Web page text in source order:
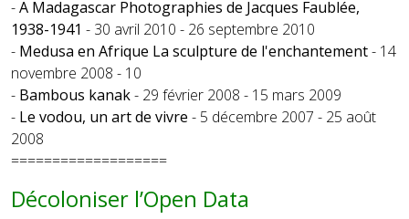
-A Madagascar Photographies de Jacques Faublée,
1938-1941 - 30 avril 2010 - 26 septembre 2010
- Medusa en Afrique La sculpture de l'enchantement- 14
novembre 2008 - 10
- Bambous kanak- 29 février 2008 - 15 mars 2009
- Le vodou, un art de vivre - 5 décembre 2007 - 25 août
2008
===================
Décoloniser l’Open Data